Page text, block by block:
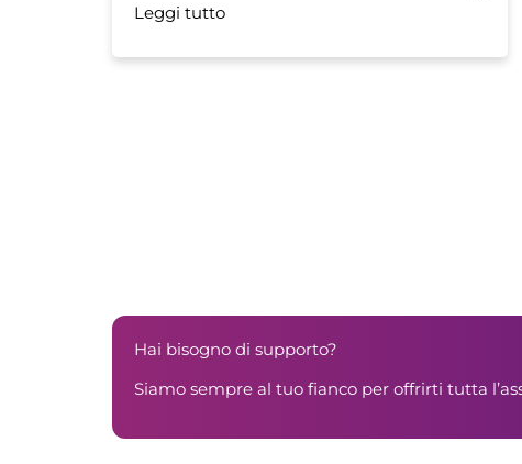
Leggi tutto
Hai bisogno di supporto?
Siamo sempre al tuo fianco per offrirti tutta